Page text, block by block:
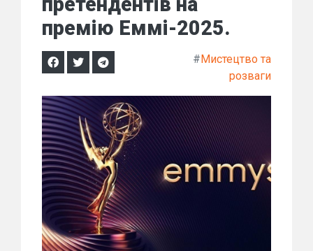
премію Еммі-2025.
#Мистецтво та
розваги